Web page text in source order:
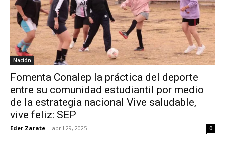
Nación
Fomenta Conalep la práctica del deporte
entre su comunidad estudiantil por medio
de la estrategia nacional Vive saludable,
vive feliz: SEP
Eder Zarate - abril 29, 2025 0